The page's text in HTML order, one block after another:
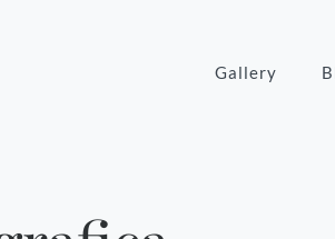
Gallery